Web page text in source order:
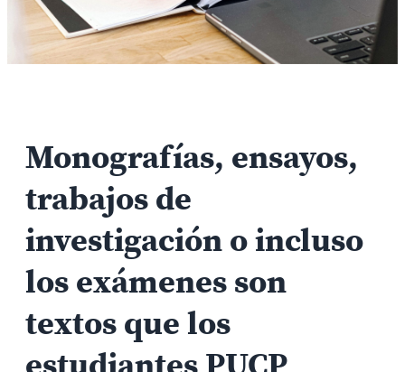
Monografías, ensayos,
trabajos de
investigación o incluso
los exámenes son
textos que los